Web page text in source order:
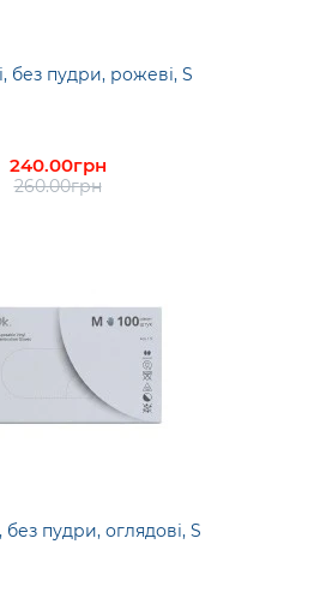
без пудри, рожеві, S
240.00грн
260.00грн
пудри, оглядові, S